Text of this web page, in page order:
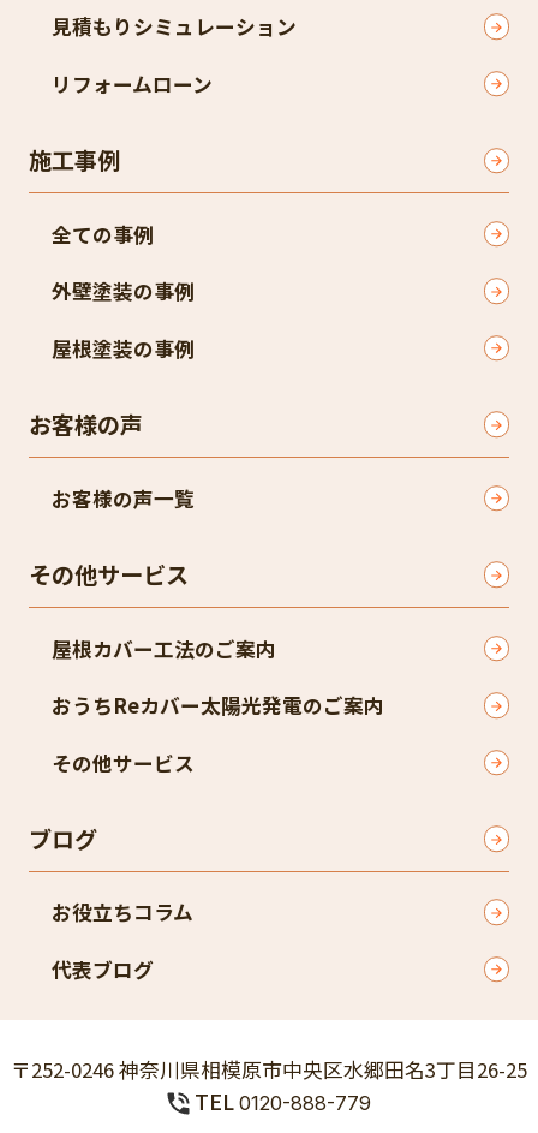
見積もりシミュレーション
リフォームローン
施工事例
全ての事例
外壁塗装の事例
屋根塗装の事例
お客様の声
お客様の声一覧
その他サービス
屋根カバー工法のご案内
おうちReカバー太陽光発電のご案内
その他サービス
ブログ
お役立ちコラム
代表ブログ
〒252-0246 神奈川県相模原市中央区水郷田名3丁目26-25
TEL0120-888-779